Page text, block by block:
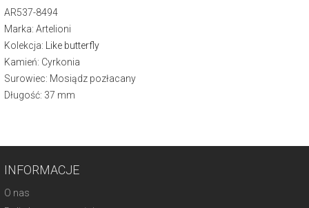
AR537-8494
Marka: Artelioni
Kolekcja: Like butterfly
Kamień: Cyrkonia
Surowiec: Mosiądz pozłacany
Długość: 37 mm
INFORMACJE
O nas